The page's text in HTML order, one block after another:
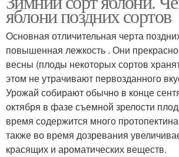
яблони поздних сортов
Основная отличительная черта
повышенная лежкость . Они
весны (плоды некоторых сортов
этом не утрачивают первозданного
Урожай собирают обычно в конце
октября в фазе съемной зрелости
время содержится много
также во время дозревания
красящих и ароматических веществ.